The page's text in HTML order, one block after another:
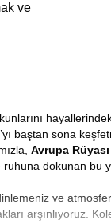
ve
baştan sona
Avrupa
dokunan bu
ve
arşınlıyoruz.